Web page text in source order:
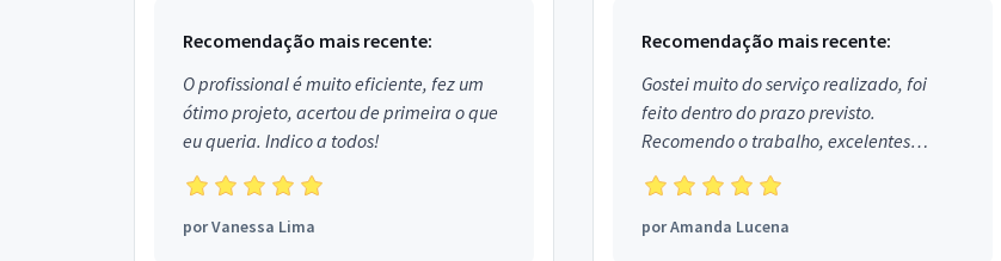
Recomendação mais recente:
O profissional é muito eficiente, fez um
ótimo projeto, acertou de primeira o que
eu queria. Indico a todos!
porVanessa Lima
Recomendação mais recente:
Gostei muito do serviço realizado, foi
feito dentro do prazo previsto.
Recomendo o trabalho, excelentes
profissionais.
porAmanda Lucena